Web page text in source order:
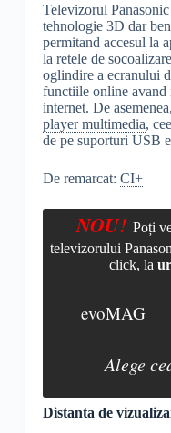
Televizorul
tehnologie 3D dar
permitand accesul la
la retele de
oglindire a ecranului
functiile online avand
internet. De
player multimedia,
de pe suporturi USB
De remarcat: CI+
NOU! Poți
televizorului
click, la
evoMAG
Alege
Distanta de